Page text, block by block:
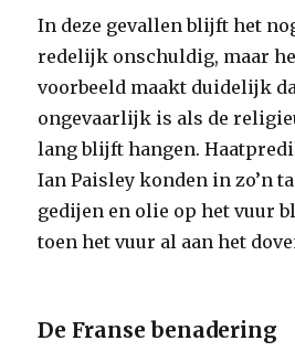
In deze gevallen blijft het
redelijk onschuldig, maar
voorbeeld maakt duidelijk
ongevaarlijk is als de
lang blijft hangen.
Ian Paisley konden in zo’n
gedijen en olie op het vuur
toen het vuur al aan het
De Franse benadering